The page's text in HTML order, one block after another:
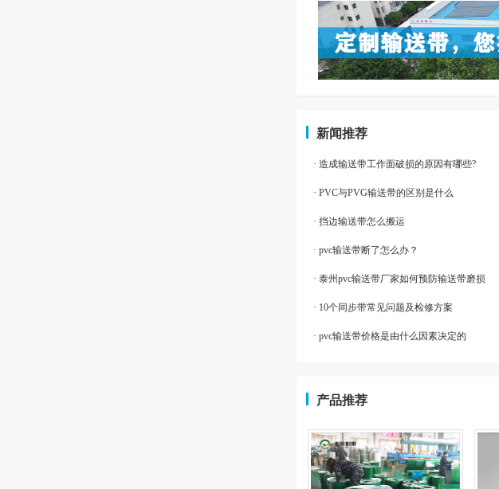
新闻推荐
· 造成输送带工作面破损的原因有哪些?
· PVC与PVG输送带的区别是什么
· 挡边输送带怎么搬运
· pvc输送带断了怎么办？
· 泰州pvc输送带厂家如何预防输送带磨损
· 10个同步带常见问题及检修方案
· pvc输送带价格是由什么因素决定的
产品推荐